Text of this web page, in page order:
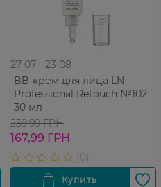
27 07 - 23 08
BB-крем для лица LN
Professional Retouch №102
30 мл
239,99 ГРН
167,99 ГРН